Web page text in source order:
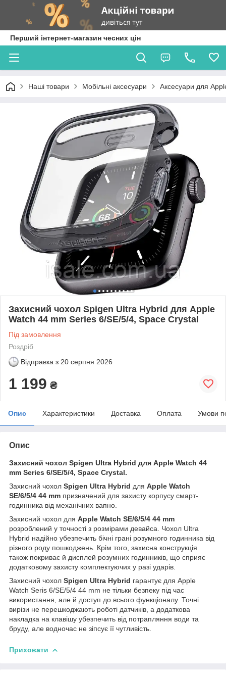
Перший інтернет-магазин чесних цін
Наші товари Мобільні аксесуари Аксесуари для
Захисний чохол Spigen Ultra Hybrid для Apple
Watch 44 mm Series 6/SE/5/4, Space Crystal
Під замовлення
Роздріб
Відправка з 20 серпня 2026
1 199 ₴
Опис Характеристики Доставка Оплата Умови
Опис
Захисний чохол Spigen Ultra Hybrid для Apple Watch 44
mm Series 6/SE/5/4, Space Crystal.
Захисний чохол Spigen Ultra Hybrid для Apple Watch
SE/6/5/4 44 mm призначений для захисту корпусу смарт-
годинника від механічних вапно.
Захисний чохол для Apple Watch SE/6/5/4 44 mm
розроблений у точності з розмірами девайса. Чохол Ultra
Hybrid надійно убезпечить бічні грані розумного годинника від
різного роду пошкоджень. Крім того, захисна конструкція
також покриває й дисплей розумних годинників, що сприяє
додатковому захисту комплектуючих у разі ударів.
Захисний чохол Spigen Ultra Hybrid гарантує для Apple
Watch Seris 6/SE/5/4 44 mm не тільки безпеку під час
використання, але й доступ до всього функціоналу. Точні
вирізи не перешкоджають роботі датчиків, а додаткова
накладка на клавішу убезпечить від потрапляння води та
бруду, але водночас не зіпсує її чутливість.
Приховати